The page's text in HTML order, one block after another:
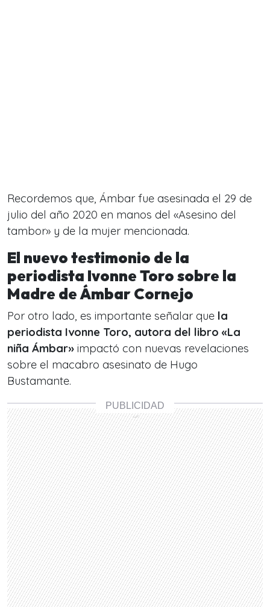
Recordemos que, Ámbar fue asesinada el 29 de
julio del año 2020 en manos del «Asesino del
tambor» y de la mujer mencionada.
El nuevo testimonio de la
periodista Ivonne Toro sobre la
Madre de Ámbar Cornejo
Por otro lado, es importante señalar que la
periodista Ivonne Toro, autora del libro «La
niña Ámbar» impactó con nuevas revelaciones
sobre el macabro asesinato de Hugo
Bustamante.